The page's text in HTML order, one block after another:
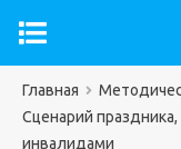
Главная
Сценарий
инвалидами